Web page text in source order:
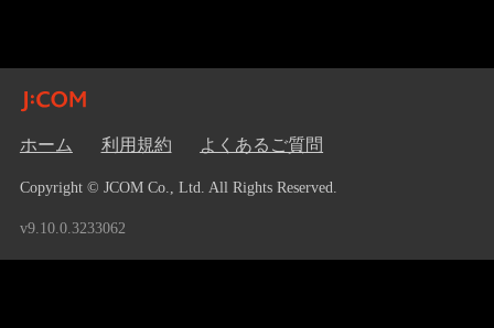
ホーム 利用規約 よくあるご質問
Copyright © JCOM Co., Ltd. All Rights Reserved.
v9.10.0.3233062